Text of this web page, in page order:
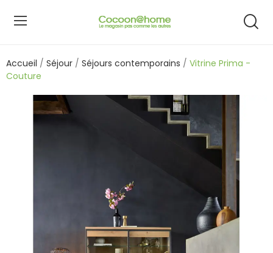
Accueil Séjour Séjours contemporains
Vitrine Prima -
Couture